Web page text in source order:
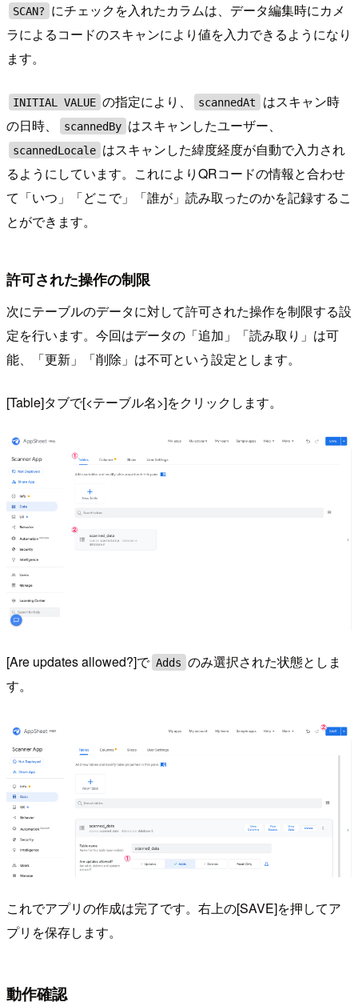
SCAN?
にチェックを入れたカラムは、データ編集時にカメ
ラによるコードのスキャンにより値を入力できるようになり
ます。
INITIAL VALUE の指定により、 scannedAt
はスキャン時
の日時、
scannedBy はスキャンしたユーザー、
scannedLocale はスキャンした緯度経度が自動で入力され
るようにしています。これによりQRコードの情報と合わせ
て「いつ」「どこで」「誰が」読み取ったのかを記録するこ
とができます。
許可された操作の制限
次にテーブルのデータに対して許可された操作を制限する設
定を行います。今回はデータの「追加」「読み取り」は可
能、「更新」「削除」は不可という設定とします。
[Table]タブで[<テーブル名>]をクリックします。
[Are updates allowed?]で Adds のみ選択された状態としま
す。
これでアプリの作成は完了です。右上の[SAVE]を押してア
プリを保存します。
動作確認